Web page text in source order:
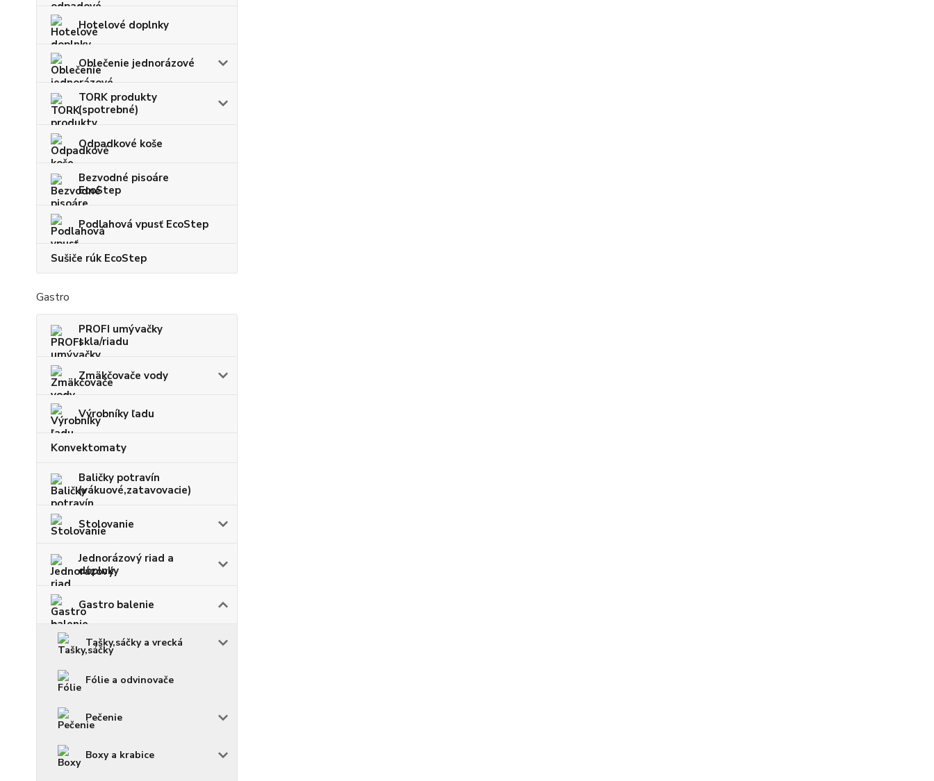
Hotelové doplnky
Oblečenie jednorázové
TORK produkty
(spotrebné)
Odpadkové koše
Bezvodné pisoáre
EcoStep
Podlahová vpusť EcoStep
Sušiče rúk EcoStep
Gastro
PROFI umývačky
skla/riadu
Zmäkčovače vody
Výrobníky ľadu
Konvektomaty
Baličky potravín
(vákuové,zatavovacie)
Stolovanie
Jednorázový riad a
doplnky
Gastro balenie
Tašky,sáčky a vrecká
Fólie a odvinovače
Pečenie
Boxy a krabice